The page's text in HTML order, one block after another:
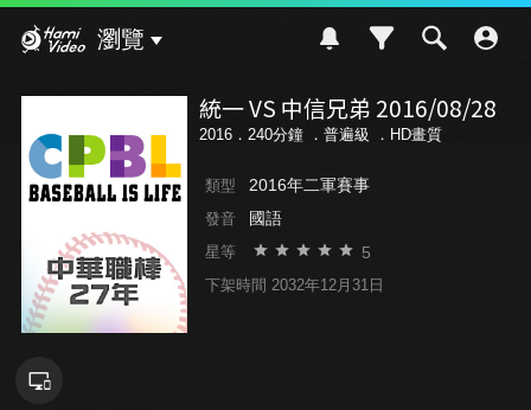
瀏覽
統一 VS 中信兄弟 2016/08/28
2016．240分鐘 ． 普遍級 ．HD畫質
類型 2016年二軍賽事
發音 國語
星等 5
下架時間 2032年12月31日